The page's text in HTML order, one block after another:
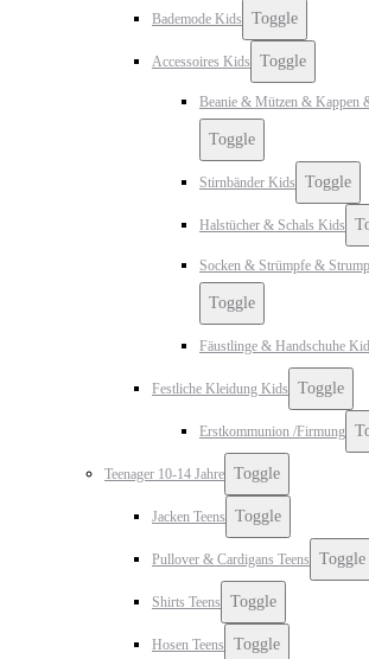
Bademode Kids Toggle
Accessoires Kids Toggle
Beanie & Mützen & Kappen
Toggle
Stirnbänder Kids Toggle
Halstücher & Schals Kids
Socken & Strümpfe &
Toggle
Fäustlinge & Handschuhe
Festliche Kleidung Kids Toggle
Erstkommunion /Firmung
Teenager 10-14 Jahre Toggle
Jacken Teens Toggle
Pullover & Cardigans Teens Toggle
Shirts Teens Toggle
Hosen Teens Toggle